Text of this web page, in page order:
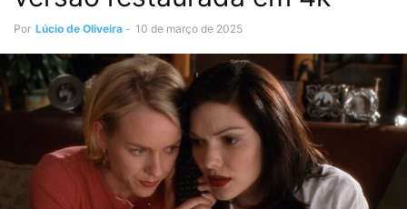
Por Lúcio de Oliveira - 10 de março de 2025